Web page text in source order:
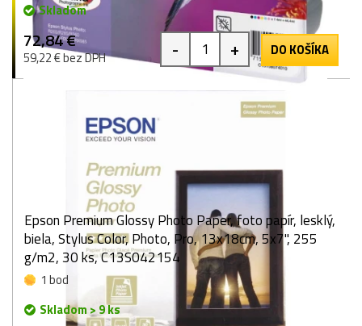
Skladom
72,84 €
59,22 € bez DPH - + DO KOŠÍKA
Epson Premium Glossy Photo Paper, foto papír, lesklý,
biela, Stylus Color, Photo, Pro, 13x18cm, 5x7", 255
g/m2, 30 ks, C13S042154
1 bod
Skladom > 9 ks